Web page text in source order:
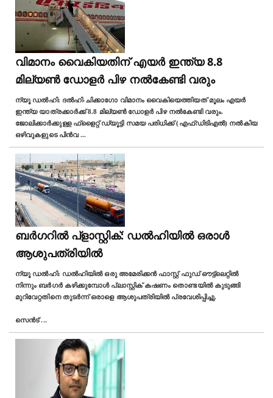
വിമാനം വൈകിയതിന് എയർ ഇന്ത്യ 8.8
മില്യൺ ഡോളർ പിഴ നൽകേണ്ടി വരും
ന്യൂ ഡല്‍ഹി: ദൽഹി-ചിക്കാഗോ വിമാനം വൈകിയെത്തിയത് മൂലം എയർ
ഇന്ത്യ യാത്രക്കാർക്ക് 8.8 മില്യൺ ഡോളർ പിഴ നൽകേണ്ടി വരും.
ജോലിക്കാര്‍ക്കുള്ള ഫ്ളൈറ്റ് ഡ്യൂട്ടി സമയ പരിധിക്ക് (എഫ്ഡിടിഎൽ) നൽകിയ
ഒഴിവുകളുടെ പിൻവ...
ബർഗറില്‍ പ്ളാസ്റ്റിക്: ഡൽഹിയിൽ ഒരാൾ
ആശുപത്രിയിൽ
ന്യൂ ഡല്‍ഹി: ഡൽഹിയിൽ ഒരു അമേരിക്കൻ ഫാസ്റ്റ് ഫുഡ് ഔട്ട്‌ലെറ്റില്‍
നിന്നും ബർഗർ കഴിക്കുമ്പോൾ പ്ലാസ്റ്റിക് കഷണം തൊണ്ടയിൽ കുടുങ്ങി
മുറിവേറ്റതിനെ തുടർന്ന് ഒരാളെ ആശുപത്രിയിൽ പ്രവേശിപ്പിച്ചു.
സെൻട്...